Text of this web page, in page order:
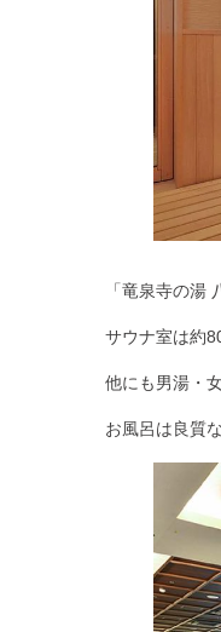
「竜泉寺の湯
サウナ室は約
他にも男湯・
お風呂は良質